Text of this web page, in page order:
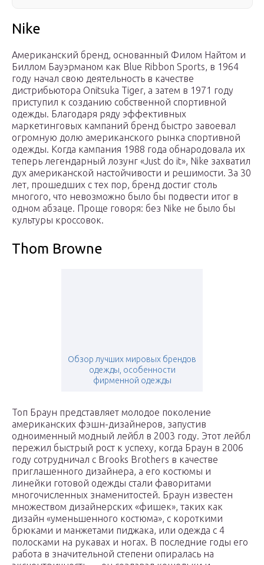
Nike
Американский бренд, основанный Филом Найтом и
Биллом Бауэрманом как Blue Ribbon Sports, в 1964
году начал свою деятельность в качестве
дистрибьютора Onitsuka Tiger, а затем в 1971 году
приступил к созданию собственной спортивной
одежды. Благодаря ряду эффективных
маркетинговых кампаний бренд быстро завоевал
огромную долю американского рынка спортивной
одежды. Когда кампания 1988 года обнародовала их
теперь легендарный лозунг «Just do it», Nike захватил
дух американской настойчивости и решимости. За 30
лет, прошедших с тех пор, бренд достиг столь
многого, что невозможно было бы подвести итог в
одном абзаце. Проще говоря: без Nike не было бы
культуры кроссовок.
Thom Browne
Обзор лучших мировых брендов
одежды, особенности
фирменной одежды
Топ Браун представляет молодое поколение
американских фэшн-дизайнеров, запустив
одноименный модный лейбл в 2003 году. Этот лейбл
пережил быстрый рост к успеху, когда Браун в 2006
году сотрудничал с Brooks Brothers в качестве
приглашенного дизайнера, а его костюмы и
линейки готовой одежды стали фаворитами
многочисленных знаменитостей. Браун известен
множеством дизайнерских «фишек», таких как
дизайн «уменьшенного костюма», с короткими
брюками и манжетами пиджака, или одежда с 4
полосками на рукавах и ногах. В последние годы его
работа в значительной степени опиралась на